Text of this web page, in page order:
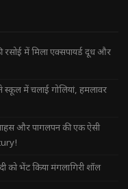
में मिला एक्सपायर्ड दूध और
में चलाई गोलियां, हमलावर
और पागलपन की एक ऐसी
को भेंट किया मंगलागिरी शॉल